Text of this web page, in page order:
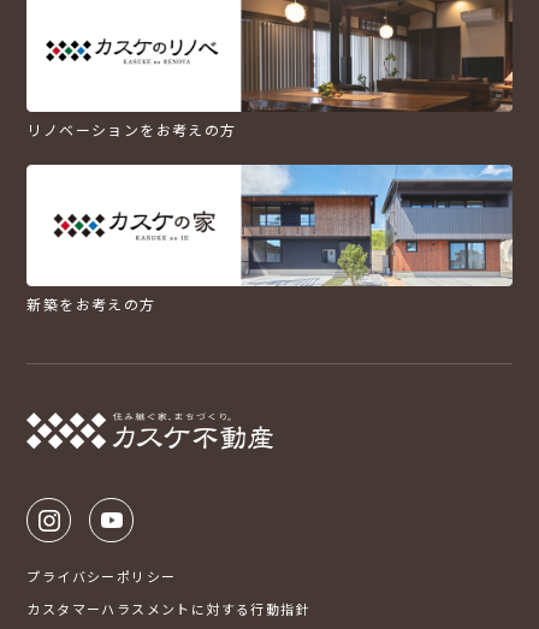
リノベーションをお考えの方
新築をお考えの方
プライバシーポリシー
カスタマーハラスメントに対する行動指針